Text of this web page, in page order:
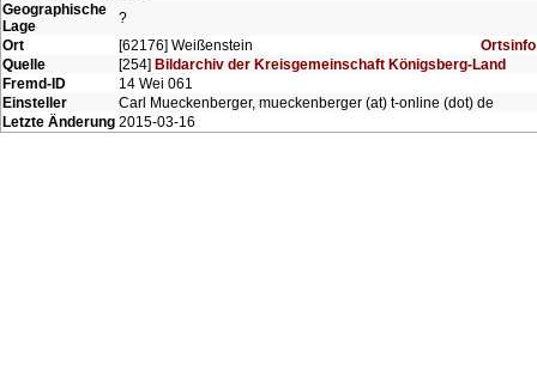
Geographische
Lage
?
Ort
[62176] Weißenstein
Ortsinfo
Quelle
[254] Bildarchiv der Kreisgemeinschaft Königsberg-Land
Fremd-ID
14 Wei 061
Einsteller
Carl Mueckenberger, mueckenberger (at) t-online (dot) de
Letzte Änderung 2015-03-16